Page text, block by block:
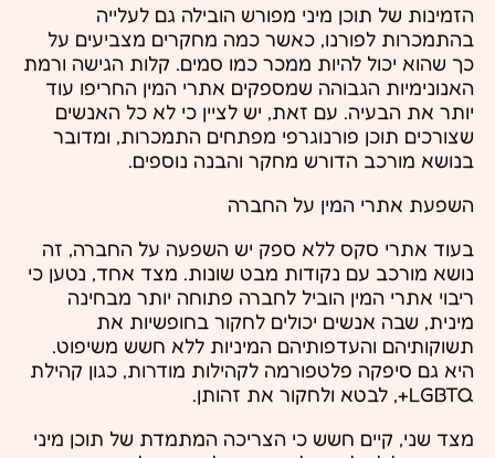
הזמינות של תוכן מיני מפורש הובילה גם לעלייה
בהתמכרות לפורנו, כאשר כמה מחקרים מצביעים על
כך שהוא יכול להיות ממכר כמו סמים. קלות הגישה ורמת
האנונימיות הגבוהה שמספקים אתרי המין החריפו עוד
יותר את הבעיה. עם זאת, יש לציין כי לא כל האנשים
שצורכים תוכן פורנוגרפי מפתחים התמכרות, ומדובר
בנושא מורכב הדורש מחקר והבנה נוספים.
השפעת אתרי המין על החברה
בעוד אתרי סקס ללא ספק יש השפעה על החברה, זה
נושא מורכב עם נקודות מבט שונות. מצד אחד, נטען כי
ריבוי אתרי המין הוביל לחברה פתוחה יותר מבחינה
מינית, שבה אנשים יכולים לחקור בחופשיות את
תשוקותיהם והעדפותיהם המיניות ללא חשש משיפוט.
היא גם סיפקה פלטפורמה לקהילות מודרות, כגון קהילת
LGBTQ+, לבטא ולחקור את זהותן.
מצד שני, קיים חשש כי הצריכה המתמדת של תוכן מיני